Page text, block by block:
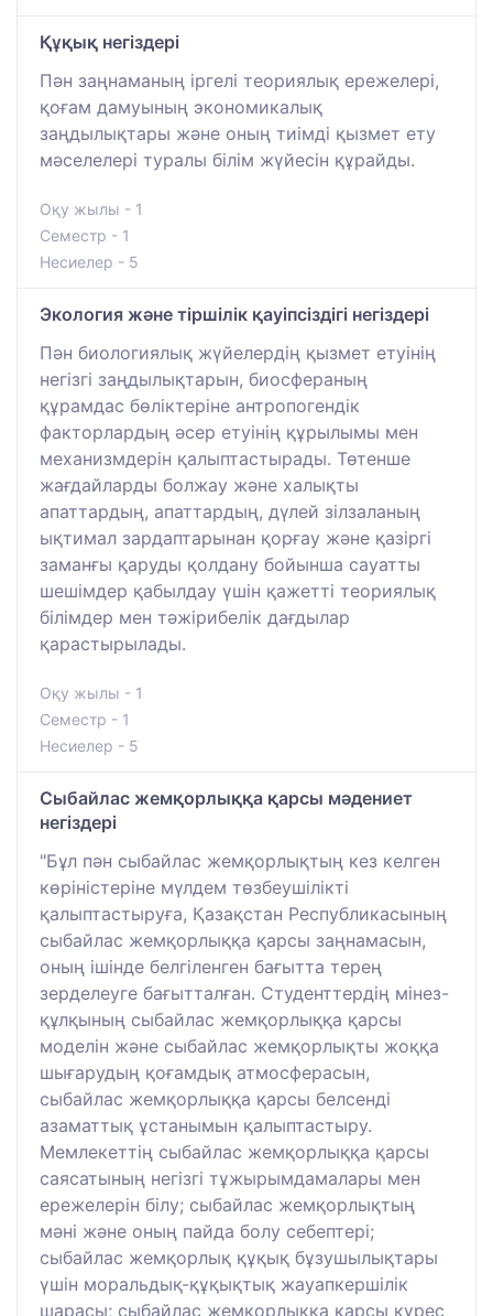
Құқық негіздері
Пән заңнаманың іргелі теориялық ережелері,
қоғам дамуының экономикалық
заңдылықтары және оның тиімді қызмет ету
мәселелері туралы білім жүйесін құрайды.
Оқу жылы - 1
Семестр - 1
Несиелер - 5
Экология және тіршілік қауіпсіздігі негіздері
Пән биологиялық жүйелердің қызмет етуінің
негізгі заңдылықтарын, биосфераның
құрамдас бөліктеріне антропогендік
факторлардың әсер етуінің құрылымы мен
механизмдерін қалыптастырады. Төтенше
жағдайларды болжау және халықты
апаттардың, апаттардың, дүлей зілзаланың
ықтимал зардаптарынан қорғау және қазіргі
заманғы қаруды қолдану бойынша сауатты
шешімдер қабылдау үшін қажетті теориялық
білімдер мен тәжірибелік дағдылар
қарастырылады.
Оқу жылы - 1
Семестр - 1
Несиелер - 5
Сыбайлас жемқорлыққа қарсы мәдениет
негіздері
"Бұл пән сыбайлас жемқорлықтың кез келген
көріністеріне мүлдем төзбеушілікті
қалыптастыруға, Қазақстан Республикасының
сыбайлас жемқорлыққа қарсы заңнамасын,
оның ішінде белгіленген бағытта терең
зерделеуге бағытталған. Студенттердің мінез-
құлқының сыбайлас жемқорлыққа қарсы
моделін және сыбайлас жемқорлықты жоққа
шығарудың қоғамдық атмосферасын,
сыбайлас жемқорлыққа қарсы белсенді
азаматтық ұстанымын қалыптастыру.
Мемлекеттің сыбайлас жемқорлыққа қарсы
саясатының негізгі тұжырымдамалары мен
ережелерін білу; сыбайлас жемқорлықтың
мәні және оның пайда болу себептері;
сыбайлас жемқорлық құқық бұзушылықтары
үшін моральдық-құқықтық жауапкершілік
шарасы; сыбайлас жемқорлыққа қарсы күрес